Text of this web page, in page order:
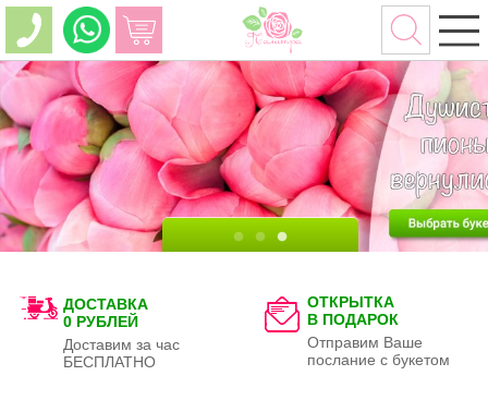
ДОСТАВКА
0 РУБЛЕЙ
Доставим за час
БЕСПЛАТНО
ОТКРЫТКА
В ПОДАРОК
Отправим Ваше
послание с букетом